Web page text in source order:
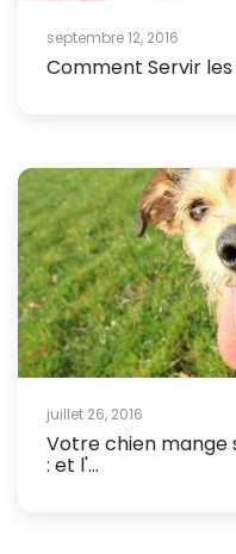
septembre 12, 2016
Comment Servir
juillet 26, 2016
Votre chien mange
: et l'...